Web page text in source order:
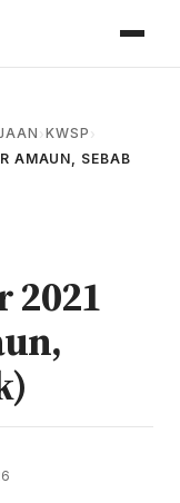
› KWSP ›
AMAUN, SEBAB
2021